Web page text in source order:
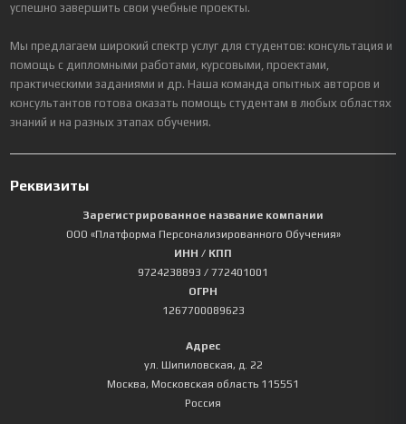
успешно завершить свои учебные проекты.
Мы предлагаем широкий спектр услуг для студентов: консультация и
помощь с дипломными работами, курсовыми, проектами,
практическими заданиями и др. Наша команда опытных авторов и
консультантов готова оказать помощь студентам в любых областях
знаний и на разных этапах обучения.
Реквизиты
Зарегистрированное название компании
ООО «Платформа Персонализированного Обучения»
ИНН / КПП
9724238893 / 772401001
ОГРН
1267700089623
Адрес
ул. Шипиловская, д. 22
Москва, Московская область 115551
Россия